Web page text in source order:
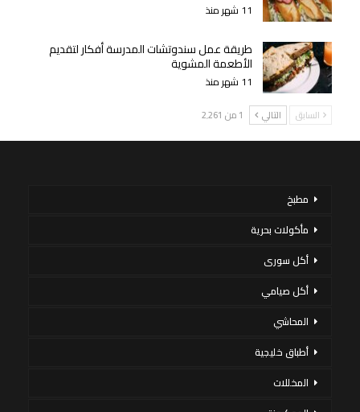
11 شهر منذ
طريقة عمل سندوتشات المدرسة أفكار لتقديم
الأطعمة المشوية
11 شهر منذ
السابق التالي 1 من 2٬261
مطبخ
مأكولات بحرية
أكل سورى
أكل صيامي
المحاشي
أطباق خليجية
المخللات